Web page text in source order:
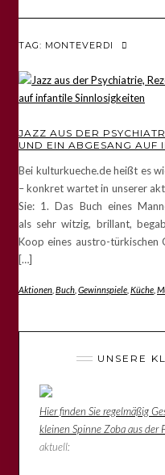
TAG: MONTEVERDI
JAZZ AUS DER
UND EIN ABGESANG AUF
Bei kulturkueche.de heißt es
– konkret wartet in unserer
Sie: 1. Das Buch eines
als sehr witzig, brillant,
Koop eines austro-türkischen
[…]
Aktionen Buch Gewinnspiele Küche
UNSERE
Hier finden Sie regelmäßig
kleinen Spinne Zoba aus der
aktuell: